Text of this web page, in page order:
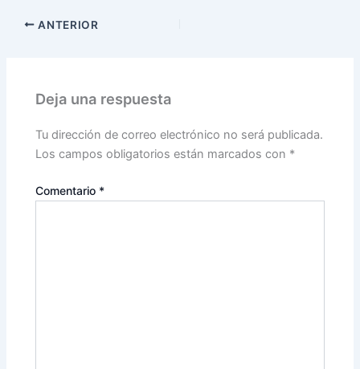
ANTERIOR
Deja una respuesta
Tu dirección de correo electrónico no será publicada.
Los campos obligatorios están marcados con *
Comentario *